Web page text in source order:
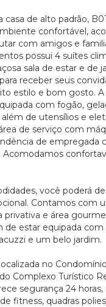
casa de alto padrão,
confortável,
com amigos e
possui 4 suítes
sala de estar e de
receber seus
estilo e bom gosto. A
com fogão,
além de utensílios e
de serviço com
de empregada
Acomodamos
você poderá
Contamos com
privativa e área
de estar equipada com
e um belo jardim.
no
Complexo Turístico
segurança 24 horas,
fitness, quadras